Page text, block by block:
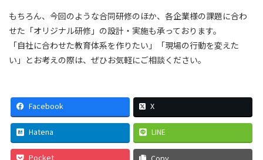
もちろん、今回のような合同研修のほか、各企業様の課題に合わ
せた「オリジナル研修」の設計・実施も承っております。
「自社に合わせた教育体系を作りたい」「現場の行動を変えた
い」とお考えの際は、ぜひお気軽にご相談ください。
Facebook X
Hatena LINE
Pocket Copy